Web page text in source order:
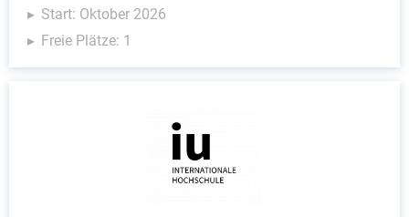
Start: Oktober 2026
Freie Plätze: 1